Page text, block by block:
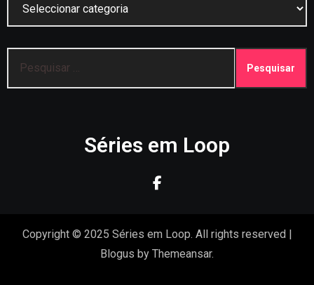
por:
Séries em Loop
Copyright © 2025 Séries em Loop. All rights reserved |
Blogus by Themeansar.